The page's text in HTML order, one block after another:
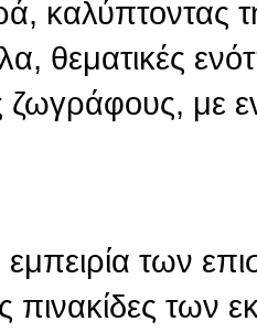
καλύπτοντας
θεματικές
ζωγράφους, με
των
πινακίδες των